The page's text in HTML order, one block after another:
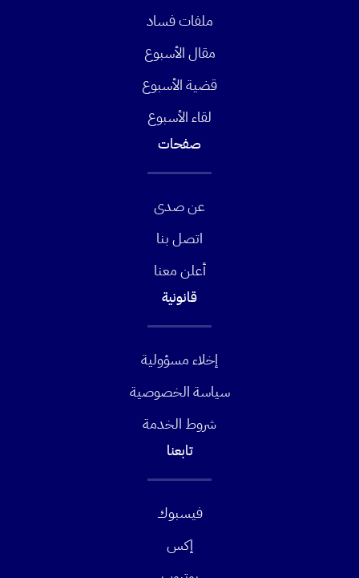
ملفات فساد
مقال الأسبوع
قضية الأسبوع
لقاء الأسبوع
صفحات
عن صدى
اتصل بنا
أعلن معنا
قانونية
إخلاء مسؤولية
سياسة الخصوصية
شروط الخدمة
تابعنا
فيسبوك
إكس